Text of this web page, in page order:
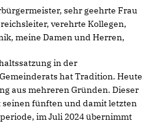
sehr geehrte Frau
verehrte Kollegen,
meine Damen und Herren,
in der
hat Tradition. Heute
aus mehreren Gründen. Dieser
fünften und damit letzten
im Juli 2024 übernimmt